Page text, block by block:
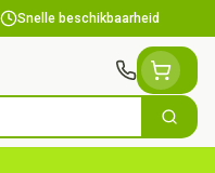
Snelle beschikbaarheid
Zoek